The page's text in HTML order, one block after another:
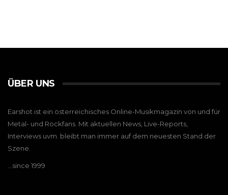
ÜBER UNS
Earshot ist ein österreichisches Online-Musikmagazin von und für
Metal- und Rockfans. Mit aktuellen News, Live-Reports,
Interviews uvm. bleibt man immer auf dem neuesten Stand der
Szene.
…since 1999